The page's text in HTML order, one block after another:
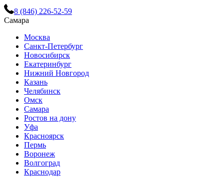
8 (846) 226-52-59
Самара
Москва
Санкт-Петербург
Новосибирск
Екатеринбург
Нижний Новгород
Казань
Челябинск
Омск
Самара
Ростов на дону
Уфа
Красноярск
Пермь
Воронеж
Волгоград
Краснодар